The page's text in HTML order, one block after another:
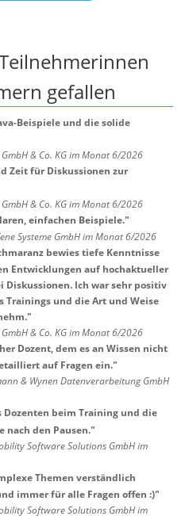
gefallen
Beispiele und die solide
& Co. KG im Monat 6/2026
Zeit für Diskussionen zur
& Co. KG im Monat 6/2026
einfachen Beispiele."
Systeme GmbH im Monat 6/2026
bewies tiefe Kenntnisse
Entwicklungen auf hochaktueller
Diskussionen. Ich war sehr positiv
Trainings und die Art und Weise
"
& Co. KG im Monat 6/2026
Dozent, dem es an Wissen nicht
auf Fragen ein."
& Wynen Datenverarbeitung GmbH
Dozenten beim Training und die
nach den Pausen."
Software Solutions GmbH im
Themen verständlich
immer für alle Fragen offen :)"
Software Solutions GmbH im